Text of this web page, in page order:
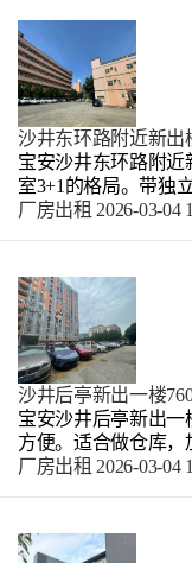
沙井东环路附近新出
宝安沙井东环路附近
室3+1的格局。带独
厂房出租 2026-03-04
沙井后亭新出一楼
宝安沙井后亭新出一
方便。适合做仓库，
厂房出租 2026-03-04